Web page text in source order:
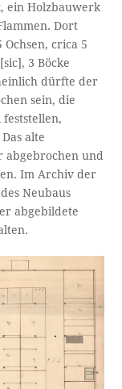
ein Holzbauwerk
Dort
crica 5
3 Böcke
dürfte der
sein, die
alte
abgebrochen und
Im Archiv der
Neubaus
abgebildete